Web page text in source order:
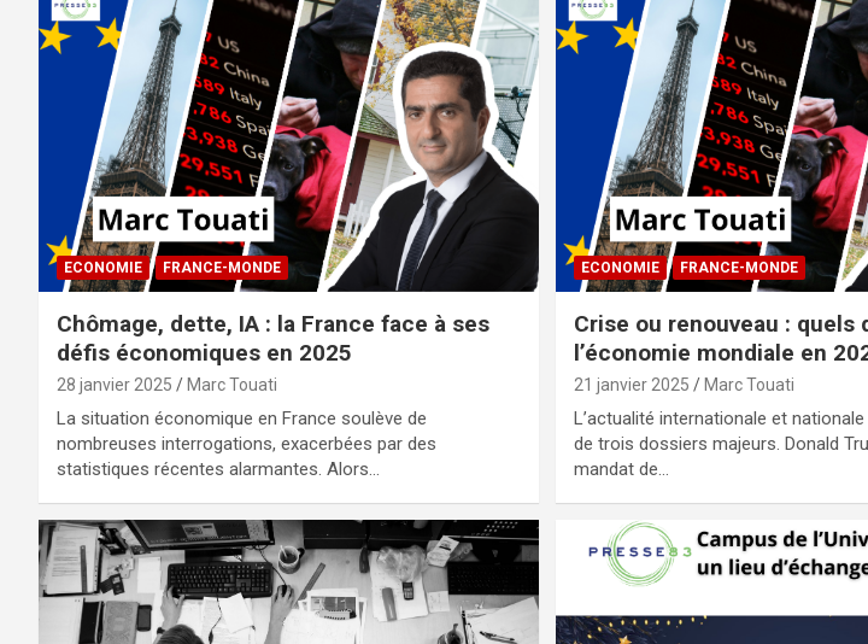
ECONOMIE FRANCE-MONDE
Chômage, dette, IA : la France face à ses
défis économiques en 2025
28 janvier 2025 Marc Touati
La situation économique en France soulève de
nombreuses interrogations, exacerbées par des
statistiques récentes alarmantes. Alors…
ECONOMIE FRANCE-MONDE
Crise ou renouveau : quels
l’économie mondiale en
21 janvier 2025 Marc Touati
L’actualité internationale et
de trois dossiers majeurs. Donald
mandat de…